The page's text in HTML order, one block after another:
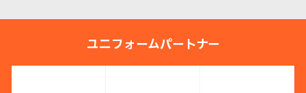
ユニフォームパートナー